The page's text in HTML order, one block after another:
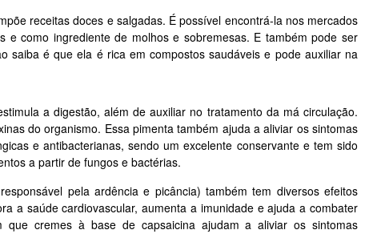
receitas doces e salgadas. É possível encontrá-la nos mercados
e como ingrediente de molhos e sobremesas. E também pode ser
saiba é que ela é rica em compostos saudáveis e pode auxiliar na
a digestão, além de auxiliar no tratamento da má circulação.
do organismo. Essa pimenta também ajuda a aliviar os sintomas
e antibacterianas, sendo um excelente conservante e tem sido
a partir de fungos e bactérias.
pela ardência e picância) também tem diversos efeitos
a saúde cardiovascular, aumenta a imunidade e ajuda a combater
que cremes à base de capsaicina ajudam a aliviar os sintomas